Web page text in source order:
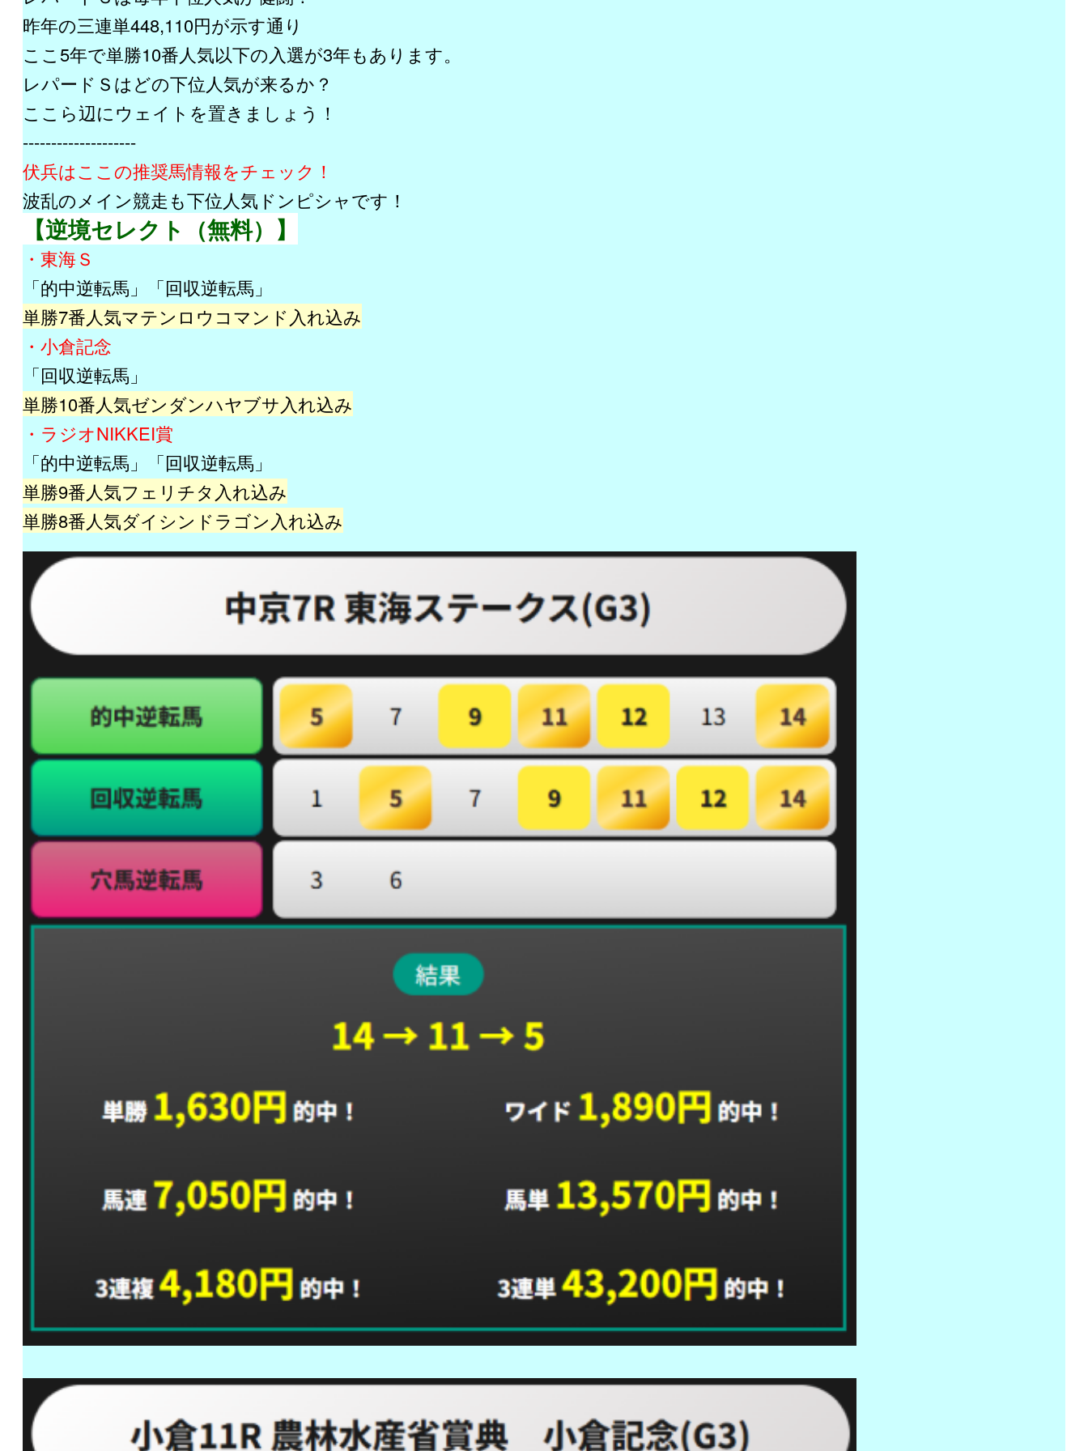
昨年の三連単448,110円が示す通り
ここ5年で単勝10番人気以下の入選が3年もあります。
レパードＳはどの下位人気が来るか？
ここら辺にウェイトを置きましょう！
--------------------
伏兵はここの推奨馬情報をチェック！
波乱のメイン競走も下位人気ドンピシャです！
【逆境セレクト（無料）】
・東海Ｓ
「的中逆転馬」「回収逆転馬」
単勝7番人気マテンロウコマンド入れ込み
・小倉記念
「回収逆転馬」
単勝10番人気ゼンダンハヤブサ入れ込み
・ラジオNIKKEI賞
「的中逆転馬」「回収逆転馬」
単勝9番人気フェリチタ入れ込み
単勝8番人気ダイシンドラゴン入れ込み